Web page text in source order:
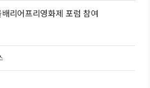
리어프리영화제 포럼 참여